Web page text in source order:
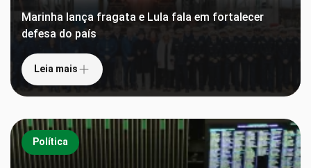
Marinha lança fragata e Lula fala em fortalecer
defesa do país
Leia mais
Política